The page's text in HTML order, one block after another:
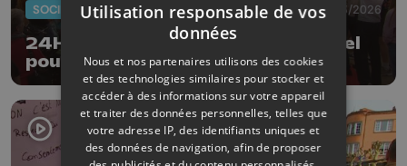
SOCIÉTÉ 20/03/2026
24H Télévie : un bilan exceptionnel
pour toutes et tous
Utilisation responsable de vos
données
Nous et nos partenaires utilisons des cookies
et des technologies similaires pour stocker et
accéder à des informations sur votre appareil
et traiter des données personnelles, telles que
votre adresse IP, des identifiants uniques et
des données de navigation, afin de proposer